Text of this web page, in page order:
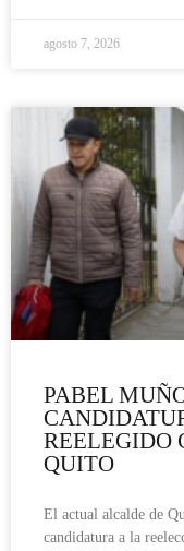
agosto 7, 2026
PABEL
REELEGIDO
QUITO
El actual alcalde de
candidatura a la